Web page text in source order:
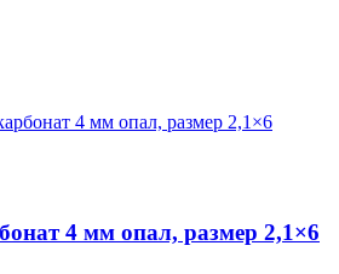
4 мм опал, размер 2,1×6